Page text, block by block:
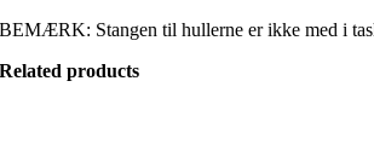
BEMÆRK: Stangen til hullerne er ikke med i
Related products